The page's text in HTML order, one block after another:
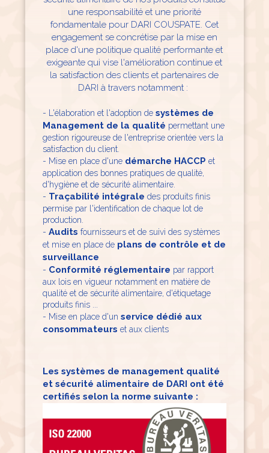
une responsabilité et une priorité
fondamentale pour DARI COUSPATE. Cet
engagement se concrétise par la mise en
place d'une politique qualité performante et
exigeante qui vise l'amélioration continue et
la satisfaction des clients et partenaires de
DARI à travers notamment :
- L'élaboration et l'adoption de systèmes de
Management de la qualité permettant une
gestion rigoureuse de l'entreprise orientée vers la
satisfaction du client.
- Mise en place d'une démarche HACCP et
application des bonnes pratiques de qualité,
d'hygiène et de sécurité alimentaire.
- Traçabilité intégrale des produits finis
permise par l'identification de chaque lot de
production.
- Audits fournisseurs et de suivi des systèmes
et mise en place de plans de contrôle et de
surveillance
- Conformité réglementaire par rapport
aux lois en vigueur notamment en matière de
qualité et de sécurité alimentaire, d'étiquetage
produits finis ...
​- Mise en place d'un service dédié aux
consommateurs et aux clients
Les systèmes de management qualité
et sécurité alimentaire de DARI ont été
certifiés selon la norme suivante :